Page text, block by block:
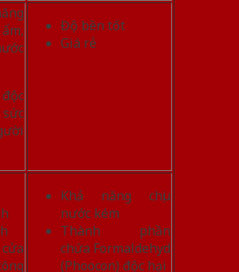
Độ bền tốt
Giá rẻ
Khả năng chịu
nước kém
Thành phần
chứa Formaldehyd
(Phoocon) độc hại